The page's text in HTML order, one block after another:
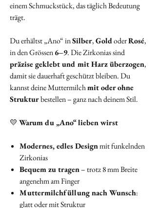
einem Schmuckstück, das täglich Bedeutung
trägt.
Du erhältst „Ano“ inSilber,GoldoderRosé,
in den Grössen6–9. Die Zirkonias sind
präzise geklebt und mit Harz überzogen,
damit sie dauerhaft geschützt bleiben. Du
kannst deine Muttermilchmit oder ohne
Strukturbestellen – ganz nach deinem Stil.
💛 Warum du „Ano“ lieben wirst
Modernes, edles Designmit funkelnden
Zirkonias
Bequem zu tragen– trotz 8 mm Breite
angenehm am Finger
Muttermilchfüllung nach Wunsch:
glatt oder mit Struktur